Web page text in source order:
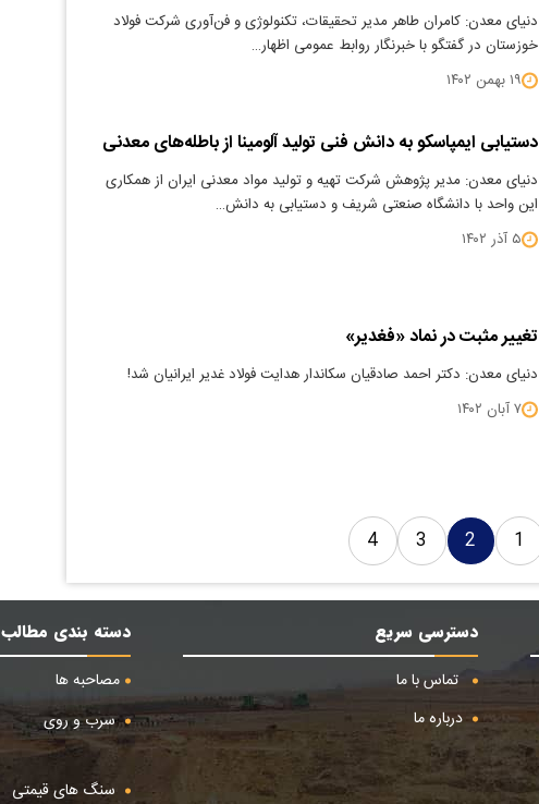
دنیای معدن: کامران طاهر مدیر تحقیقات، تکنولوژی و فن‌آوری شرکت فولاد
خوزستان در گفتگو با خبرنگار روابط عمومی اظهار…
۱۹ بهمن ۱۴۰۲
دستیابی ایمپاسکو به دانش فنی تولید آلومینا از باطله‌های معدنی
دنیای معدن: مدیر پژوهش شرکت تهیه و تولید مواد معدنی ایران از همکاری
این واحد با دانشگاه صنعتی شریف و دستیابی به دانش…
۵ آذر ۱۴۰۲
تغییر مثبت در نماد «فغدیر»
دنیای معدن: دکتر احمد صادقیان سکاندار هدایت فولاد غدیر ایرانیان شد!
۷ آبان ۱۴۰۲
1
2
3
4
دسترسی سریع
تماس با ما
درباره ما
دسته بندی مطالب
مصاحبه ها
سرب و روی
سنگ های قیمتی